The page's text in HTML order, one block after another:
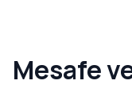
Mesafe